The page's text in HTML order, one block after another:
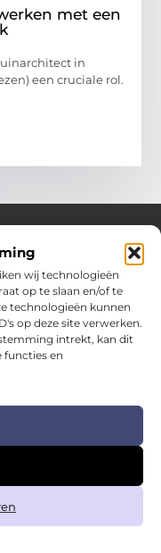
wij technologieën
op te slaan en/of te
technologieën kunnen
op deze site verwerken.
intrekt, kan dit
functies en
met een
in
een cruciale rol.
tips voor het
en artikelen
inzichten